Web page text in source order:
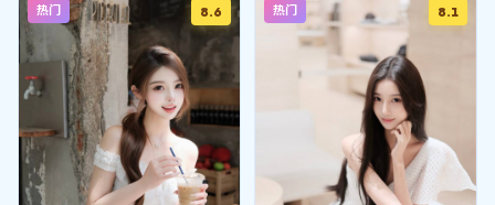
热门 8.6 热门 8.1